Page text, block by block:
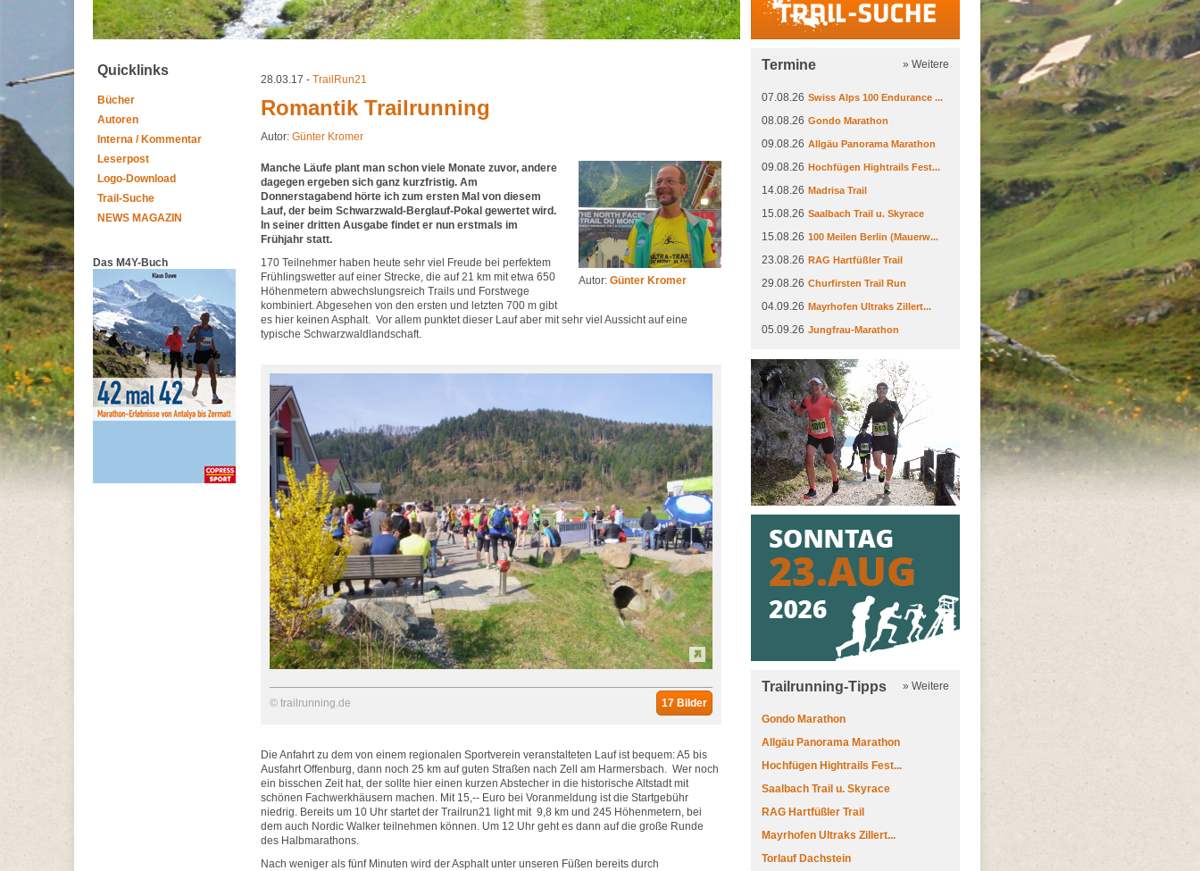
Quicklinks
Bücher
Autoren
Interna / Kommentar
Leserpost
Logo-Download
Trail-Suche
NEWS MAGAZIN
Das M4Y-Buch
28.03.17 - TrailRun21
Romantik Trailrunning
Autor: Günter Kromer
Autor: Günter Kromer
Manche Läufe plant man schon viele Monate zuvor, andere
dagegen ergeben sich ganz kurzfristig. Am
Donnerstagabend hörte ich zum ersten Mal von diesem
Lauf, der beim Schwarzwald-Berglauf-Pokal gewertet wird.
In seiner dritten Ausgabe findet er nun erstmals im
Frühjahr statt.
170 Teilnehmer haben heute sehr viel Freude bei perfektem
Frühlingswetter auf einer Strecke, die auf 21 km mit etwa 650
Höhenmetern abwechslungsreich Trails und Forstwege
kombiniert. Abgesehen von den ersten und letzten 700 m gibt
es hier keinen Asphalt. Vor allem punktet dieser Lauf aber mit sehr viel Aussicht auf eine
typische Schwarzwaldlandschaft.
© trailrunning.de 17 Bilder
Die Anfahrt zu dem von einem regionalen Sportverein veranstalteten Lauf ist bequem: A5 bis
Ausfahrt Offenburg, dann noch 25 km auf guten Straßen nach Zell am Harmersbach. Wer noch
ein bisschen Zeit hat, der sollte hier einen kurzen Abstecher in die historische Altstadt mit
schönen Fachwerkhäusern machen. Mit 15,-- Euro bei Voranmeldung ist die Startgebühr
niedrig. Bereits um 10 Uhr startet der Trailrun21 light mit 9,8 km und 245 Höhenmetern, bei
dem auch Nordic Walker teilnehmen können. Um 12 Uhr geht es dann auf die große Runde
des Halbmarathons.
Nach weniger als fünf Minuten wird der Asphalt unter unseren Füßen bereits durch
Termine » Weitere
07.08.26 Swiss Alps 100 Endurance ...
08.08.26 Gondo Marathon
09.08.26 Allgäu Panorama Marathon
09.08.26 Hochfügen Hightrails Fest...
14.08.26 Madrisa Trail
15.08.26 Saalbach Trail u. Skyrace
15.08.26 100 Meilen Berlin (Mauerw...
23.08.26 RAG Hartfüßler Trail
29.08.26 Churfirsten Trail Run
04.09.26 Mayrhofen Ultraks Zillert...
05.09.26 Jungfrau-Marathon
Trailrunning-Tipps » Weitere
Gondo Marathon
Allgäu Panorama Marathon
Hochfügen Hightrails Fest...
Saalbach Trail u. Skyrace
RAG Hartfüßler Trail
Mayrhofen Ultraks Zillert...
Torlauf Dachstein